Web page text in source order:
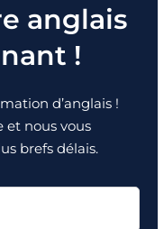
anglais
!
d’anglais !
et nous vous
brefs délais.